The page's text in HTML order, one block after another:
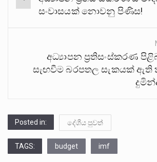
navigation
සංවාසයක් නොවනු පිණිස!
අධ්‍යාපන ප්‍රතිසංස්කරණ
සැඟවීම බරපතල සැකයක් ඇති
Posted in: දේශීය පුවත්
TAGS: budget imf